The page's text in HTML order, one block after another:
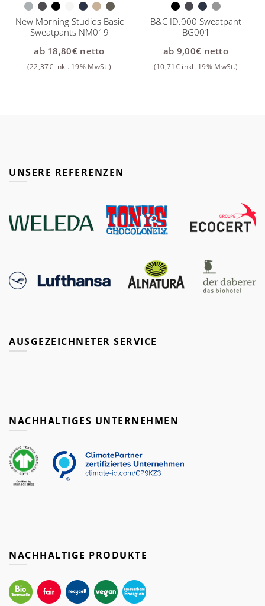
New Morning Studios Basic
Sweatpants NM019
ab 18,80€netto
(22,37€ inkl. 19% MwSt.)
B&C ID.000 Sweatpant
BG001
ab 9,00€ netto
(10,71€ inkl. 19% MwSt.)
UNSERE REFERENZEN
AUSGEZEICHNETER SERVICE
NACHHALTIGES UNTERNEHMEN
NACHHALTIGE PRODUKTE